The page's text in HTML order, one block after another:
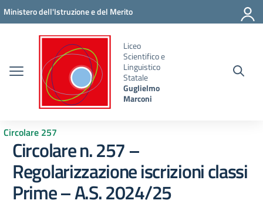
Vai ai contenuti
Vai al menu di navigazione
Vai al footer
Ministero dell'Istruzione e del Merito
Liceo
Scientifico e
Linguistico
Statale
Guglielmo
Marconi
Circolare 257
Circolare n. 257 –
Regolarizzazione iscrizioni classi
Prime – A.S. 2024/25